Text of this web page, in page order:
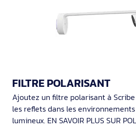
FILTRE POLARISANT
Ajoutez un filtre polarisant à
les reflets dans les
lumineux. EN SAVOIR PLUS SUR